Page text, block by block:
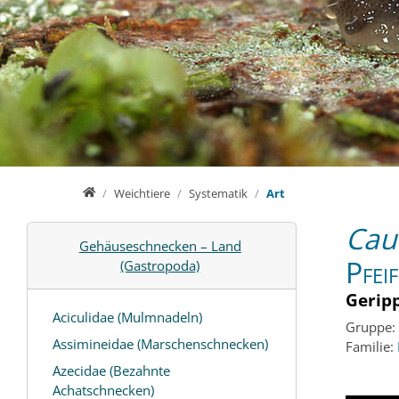
HomeWeichtiere Systematik Art
Gruppe:
Familie:
Gehäuseschnecken – Land
(Gastropoda)
Aciculidae (Mulmnadeln)
Assimineidae (Marschenschnecken)
Azecidae (Bezahnte
Achatschnecken)